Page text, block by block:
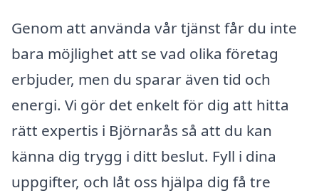
Genom att använda vår tjänst får du inte
bara möjlighet att se vad olika företag
erbjuder, men du sparar även tid och
energi. Vi gör det enkelt för dig att hitta
rätt expertis i Björnarås så att du kan
känna dig trygg i ditt beslut. Fyll i dina
uppgifter, och låt oss hjälpa dig få tre